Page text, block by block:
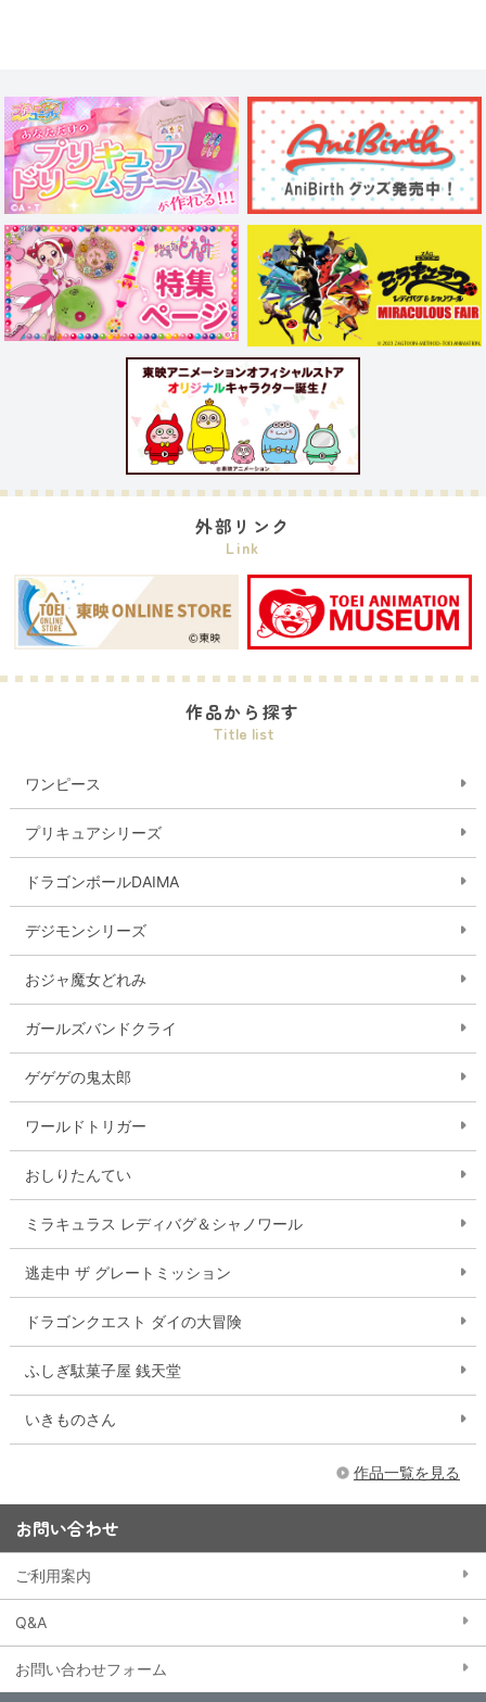
外部リンク
Link
作品から探す
Title list
ワンピース
プリキュアシリーズ
ドラゴンボールDAIMA
デジモンシリーズ
おジャ魔女どれみ
ガールズバンドクライ
ゲゲゲの鬼太郎
ワールドトリガー
おしりたんてい
ミラキュラス レディバグ＆シャノワール
逃走中 ザ グレートミッション
ドラゴンクエスト ダイの大冒険
ふしぎ駄菓子屋 銭天堂
いきものさん
作品一覧を見る
お問い合わせ
ご利用案内
Q&A
お問い合わせフォーム